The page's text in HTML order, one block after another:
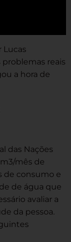
Lucas
reais
a hora de
das Nações
mês de
de consumo e
de água que
avaliar a
da pessoa.